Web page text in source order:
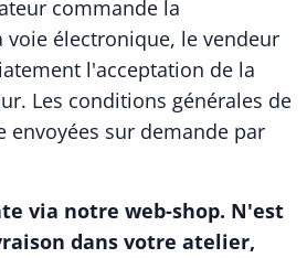
commande la
voie électronique, le vendeur
l'acceptation de la
Les conditions générales de
envoyées sur demande par
via notre web-shop. N'est
dans votre atelier,